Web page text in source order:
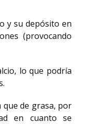
y su depósito en
(provocando
lo que podría
que de grasa, por
en cuanto se